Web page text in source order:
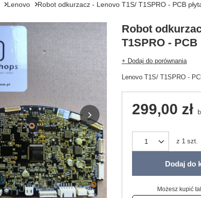
Lenovo Robot odkurzacz - Lenovo T1S/ T1SPRO - PCB
Robot
T1SPRO - PCB
+ Dodaj do porównania
Lenovo T1S/ T1SPRO -
299,00 zł
z 1 szt.
Dodaj do
Możesz kupić